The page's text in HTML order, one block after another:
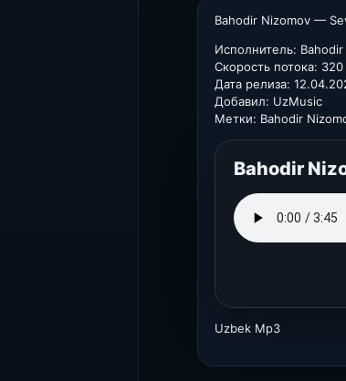
Bahodir Nizomov —
Исполнитель:
Скорость потока:
Дата релиза:
Добавил: UzMusic
Метки: Bahodir
Bahodir
Uzbek Mp3